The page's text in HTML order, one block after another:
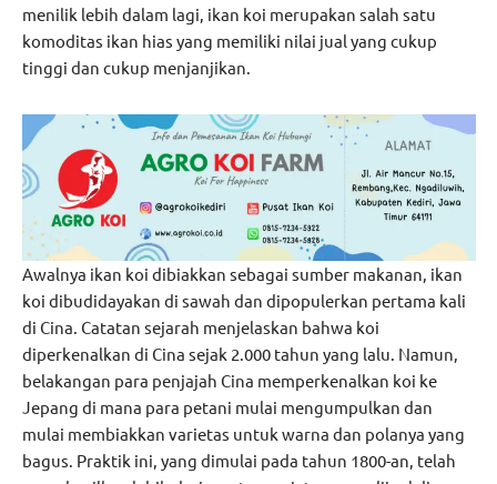
menilik lebih dalam lagi, ikan koi merupakan salah satu
komoditas ikan hias yang memiliki nilai jual yang cukup
tinggi dan cukup menjanjikan.
Awalnya ikan koi dibiakkan sebagai sumber makanan, ikan
koi dibudidayakan di sawah dan dipopulerkan pertama kali
di Cina. Catatan sejarah menjelaskan bahwa koi
diperkenalkan di Cina sejak 2.000 tahun yang lalu. Namun,
belakangan para penjajah Cina memperkenalkan koi ke
Jepang di mana para petani mulai mengumpulkan dan
mulai membiakkan varietas untuk warna dan polanya yang
bagus. Praktik ini, yang dimulai pada tahun 1800-an, telah